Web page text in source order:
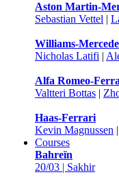
Aston Martin-
Sebastian Vettel |
Williams-
Nicholas Latifi |
Alfa Romeo-
Valtteri Bottas |
Haas-Ferrari
Kevin Magnussen |
Courses
Bahreïn
20/03 | Sakhir